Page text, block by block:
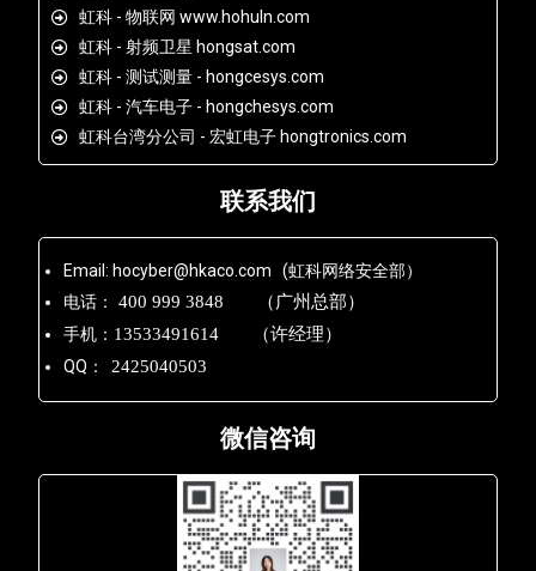
虹科 - 物联网 www.hohuln.com
虹科 - 射频卫星 hongsat.com
虹科 - 测试测量 - hongcesys.com
虹科 - 汽车电子 - hongchesys.com
虹科台湾分公司 - 宏虹电子 hongtronics.com
联系我们
Email: hocyber@hkaco.com (虹科网络安全部）
电话：
400 999 3848 （广州总部）
手机： 13533491614 （许经理）
QQ：2425040503
微信咨询